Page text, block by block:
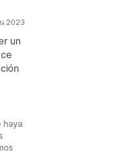
2023
un
haya